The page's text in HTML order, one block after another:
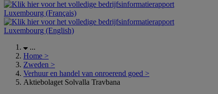
Luxembourg (Français)
Luxembourg (English)
...
Home >
Zweden >
Verhuur en handel van onroerend goed >
Aktiebolaget Solvalla Travbana